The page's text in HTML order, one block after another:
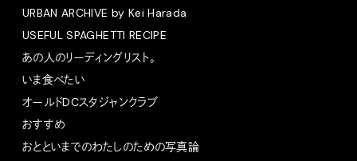
URBAN ARCHIVE by Kei Harada
USEFUL SPAGHETTI RECIPE
あの人のリーディングリスト。
いま食べたい
オールドDCスタジャンクラブ
おすすめ
おとといまでのわたしのための写真論